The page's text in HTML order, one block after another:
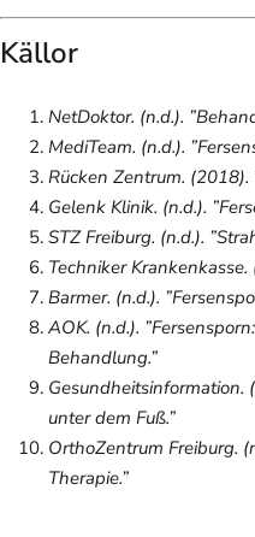
Källor
NetDoktor. (n.d.).
MediTeam. (n.d.).
Rücken Zentrum. (2018).
Gelenk Klinik. (n.d.).
STZ Freiburg. (n.d.).
Techniker Krankenkasse.
Barmer. (n.d.).
AOK. (n.d.).
Behandlung.”
Gesundheitsinformation.
unter dem Fuß.”
OrthoZentrum Freiburg.
Therapie.”